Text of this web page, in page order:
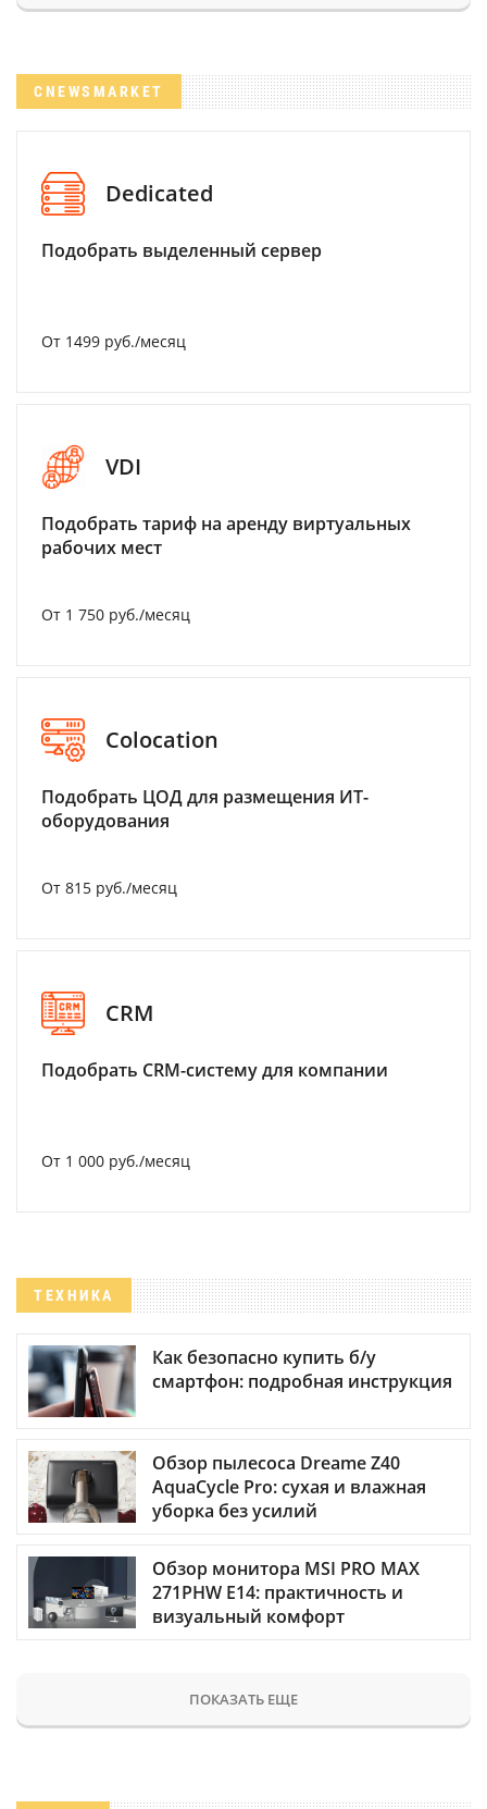
CNEWSMARKET
Dedicated
Подобрать выделенный сервер
От 1499 руб./месяц
VDI
Подобрать тариф на аренду виртуальных
рабочих мест
От 1 750 руб./месяц
Colocation
Подобрать ЦОД для размещения ИТ-
оборудования
От 815 руб./месяц
CRM
Подобрать CRM-систему для компании
От 1 000 руб./месяц
ТЕХНИКА
Как безопасно купить б/у
смартфон: подробная инструкция
Обзор пылесоса Dreame Z40
AquaCycle Pro: сухая и влажная
уборка без усилий
Обзор монитора MSI PRO MAX
271PHW E14: практичность и
визуальный комфорт
ПОКАЗАТЬ ЕЩЕ